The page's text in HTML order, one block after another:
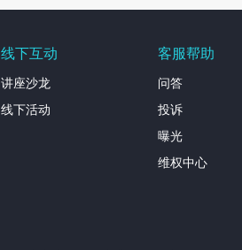
线下互动
讲座沙龙
线下活动
客服帮助
问答
投诉
曝光
维权中心